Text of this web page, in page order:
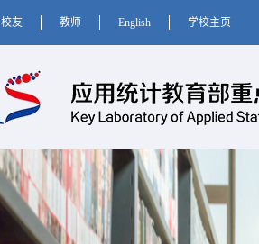
校友 教师 English 学校主页